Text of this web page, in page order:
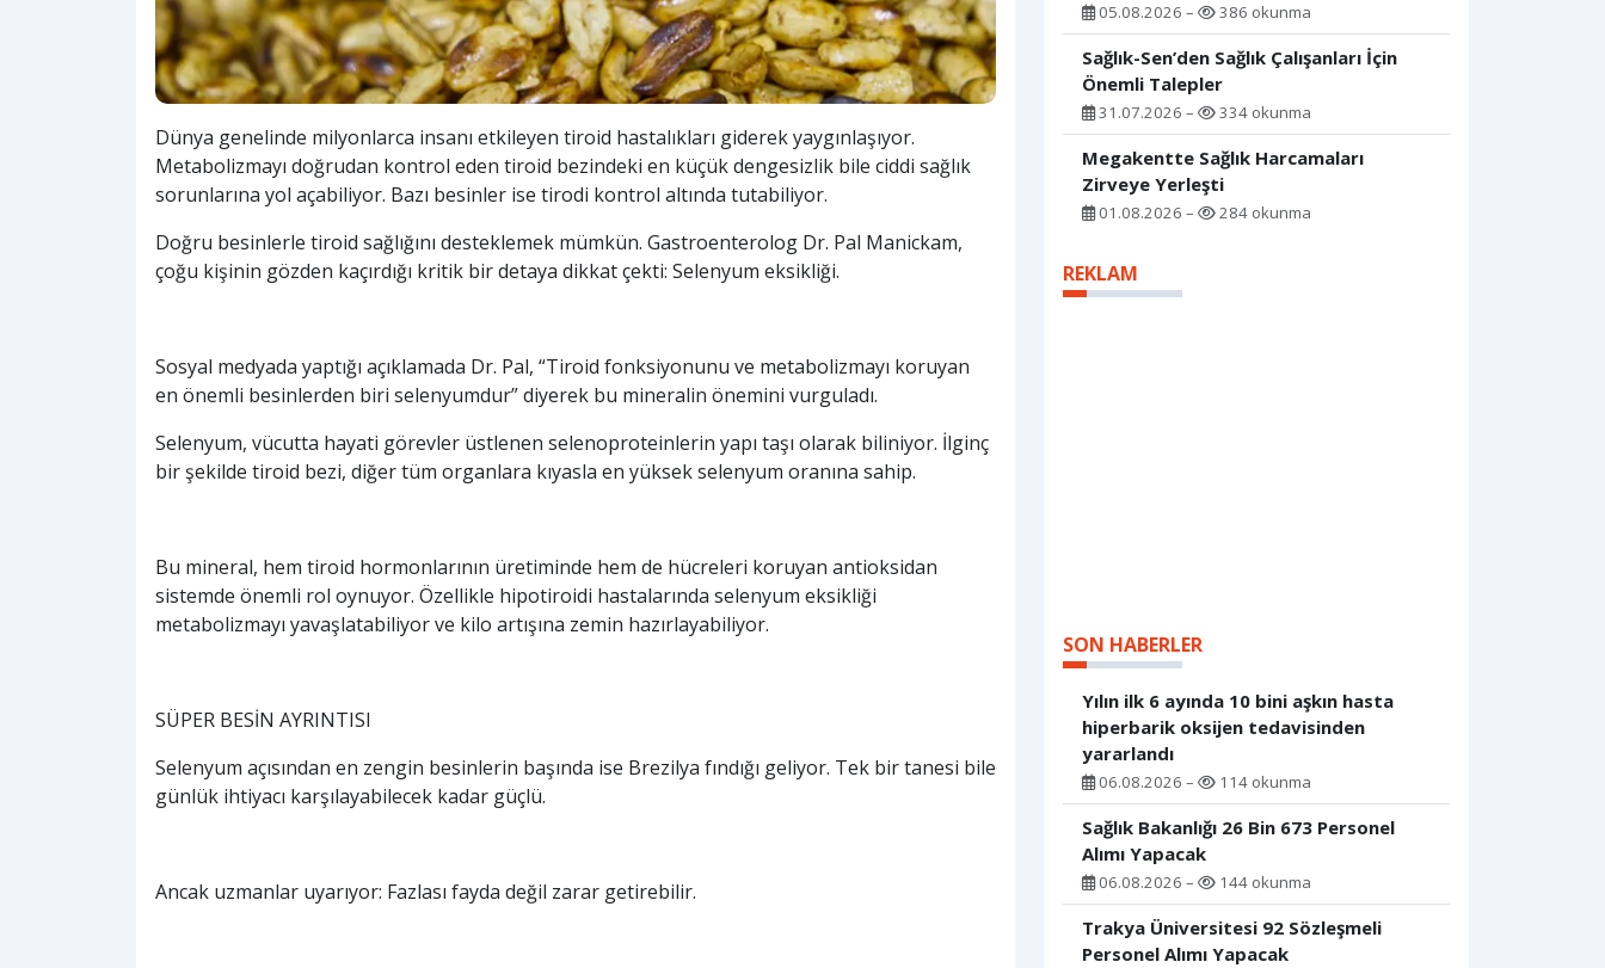
Dünya genelinde milyonlarca insanı etkileyen tiroid hastalıkları giderek yaygınlaşıyor.
Metabolizmayı doğrudan kontrol eden tiroid bezindeki en küçük dengesizlik bile ciddi sağlık
sorunlarına yol açabiliyor. Bazı besinler ise tirodi kontrol altında tutabiliyor.
Doğru besinlerle tiroid sağlığını desteklemek mümkün. Gastroenterolog Dr. Pal Manickam,
çoğu kişinin gözden kaçırdığı kritik bir detaya dikkat çekti: Selenyum eksikliği.
Sosyal medyada yaptığı açıklamada Dr. Pal, “Tiroid fonksiyonunu ve metabolizmayı koruyan
en önemli besinlerden biri selenyumdur” diyerek bu mineralin önemini vurguladı.
Selenyum, vücutta hayati görevler üstlenen selenoproteinlerin yapı taşı olarak biliniyor. İlginç
bir şekilde tiroid bezi, diğer tüm organlara kıyasla en yüksek selenyum oranına sahip.
Bu mineral, hem tiroid hormonlarının üretiminde hem de hücreleri koruyan antioksidan
sistemde önemli rol oynuyor. Özellikle hipotiroidi hastalarında selenyum eksikliği
metabolizmayı yavaşlatabiliyor ve kilo artışına zemin hazırlayabiliyor.
SÜPER BESİN AYRINTISI
Selenyum açısından en zengin besinlerin başında ise Brezilya fındığı geliyor. Tek bir tanesi bile
günlük ihtiyacı karşılayabilecek kadar güçlü.
Ancak uzmanlar uyarıyor: Fazlası fayda değil zarar getirebilir.
05.08.2026 – 386 okunma
Sağlık-Sen’den Sağlık Çalışanları İçin
Önemli Talepler
31.07.2026 – 334 okunma
Megakentte Sağlık Harcamaları
Zirveye Yerleşti
01.08.2026 – 284 okunma
REKLAM
SON HABERLER
Yılın ilk 6 ayında 10 bini aşkın hasta
hiperbarik oksijen tedavisinden
yararlandı
06.08.2026 – 114 okunma
Sağlık Bakanlığı 26 Bin 673 Personel
Alımı Yapacak
06.08.2026 – 144 okunma
Trakya Üniversitesi 92 Sözleşmeli
Personel Alımı Yapacak